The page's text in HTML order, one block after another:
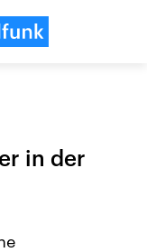
in der